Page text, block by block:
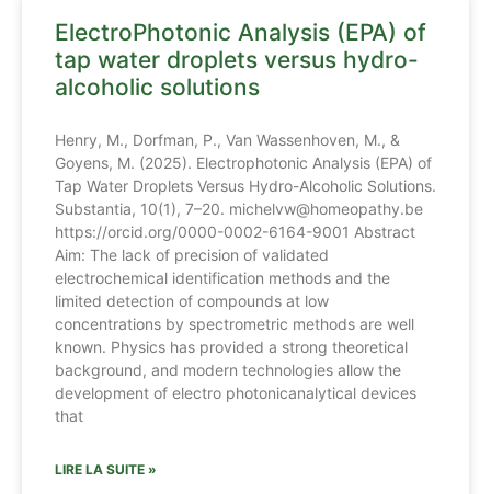
ElectroPhotonic Analysis (EPA) of
tap water droplets versus hydro-
alcoholic solutions
Henry, M., Dorfman, P., Van Wassenhoven, M., &
Goyens, M. (2025). Electrophotonic Analysis (EPA) of
Tap Water Droplets Versus Hydro-Alcoholic Solutions.
Substantia, 10(1), 7–20. michelvw@homeopathy.be
https://orcid.org/0000-0002-6164-9001 Abstract
Aim: The lack of precision of validated
electrochemical identification methods and the
limited detection of compounds at low
concentrations by spectrometric methods are well
known. Physics has provided a strong theoretical
background, and modern technologies allow the
development of electro photonicanalytical devices
that
LIRE LA SUITE »